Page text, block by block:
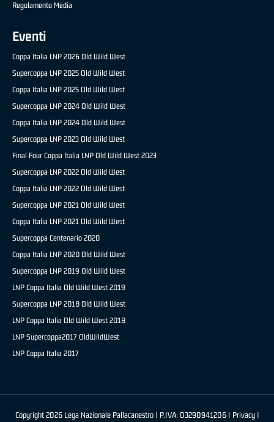
Regolamento Media
Eventi
Coppa Italia LNP 2026 Old Wild West
Supercoppa LNP 2025 Old Wild West
Coppa Italia LNP 2025 Old Wild West
Supercoppa LNP 2024 Old Wild West
Coppa Italia LNP 2024 Old Wild West
Supercoppa LNP 2023 Old Wild West
Final Four Coppa Italia LNP Old Wild West 2023
Supercoppa LNP 2022 Old Wild West
Coppa Italia LNP 2022 Old Wild West
Supercoppa LNP 2021 Old Wild West
Coppa Italia LNP 2021 Old Wild West
Supercoppa Centenario 2020
Coppa Italia LNP 2020 Old Wild West
Supercoppa LNP 2019 Old Wild West
LNP Coppa Italia Old Wild West 2019
Supercoppa LNP 2018 Old Wild West
LNP Coppa Italia Old Wild West 2018
LNP Supercoppa2017 OldWildWest
LNP Coppa Italia 2017
Copyright 2026 Lega Nazionale Pallacanestro | P.IVA: 03290941206 | Privacy|